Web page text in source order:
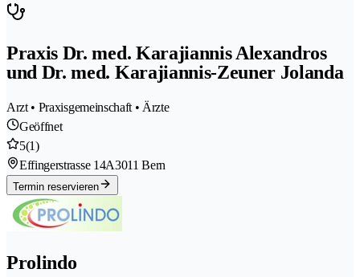
Praxis Dr. med. Karajiannis Alexandros
und Dr. med. Karajiannis-Zeuner Jolanda
Arzt • Praxisgemeinschaft • Ärzte
Geöffnet
5(1)
Effingerstrasse 14A3011 Bern
Termin reservieren
Prolindo